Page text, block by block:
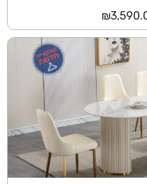
₪
הנוכחי
הוא:
₪3,590.00.